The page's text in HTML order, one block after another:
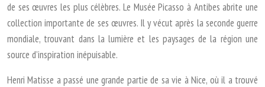
de ses œuvres les plus célèbres. Le Musée Picasso à Antibes abrite une
collection importante de ses œuvres. Il y vécut après la seconde guerre
mondiale, trouvant dans la lumière et les paysages de la région une
source d’inspiration inépuisable.
Henri Matisse a passé une grande partie de sa vie à Nice, où il a trouvé